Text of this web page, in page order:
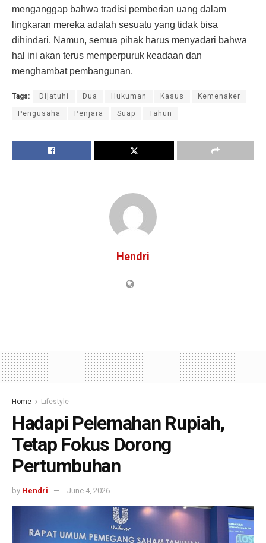
menganggap bahwa tradisi pemberian uang dalam
lingkaran mereka adalah sesuatu yang tidak bisa
dihindari. Namun, semua pihak harus menyadari bahwa
hal ini akan terus memperpuruk keadaan dan
menghambat pembangunan.
Tags: Dijatuhi Dua Hukuman Kasus Kemenaker
Pengusaha Penjara Suap Tahun
Hendri
Home Lifestyle
Hadapi Pelemahan Rupiah,
Tetap Fokus Dorong
Pertumbuhan
by Hendri June 4, 2026